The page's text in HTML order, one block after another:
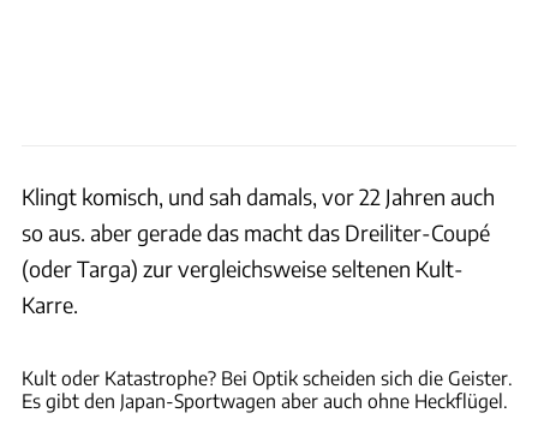
Klingt komisch, und sah damals, vor 22 Jahren auch
so aus. aber gerade das macht das Dreiliter-Coupé
(oder Targa) zur vergleichsweise seltenen Kult-
Karre.
Kult oder Katastrophe? Bei Optik scheiden sich die Geister.
Es gibt den Japan-Sportwagen aber auch ohne Heckflügel.